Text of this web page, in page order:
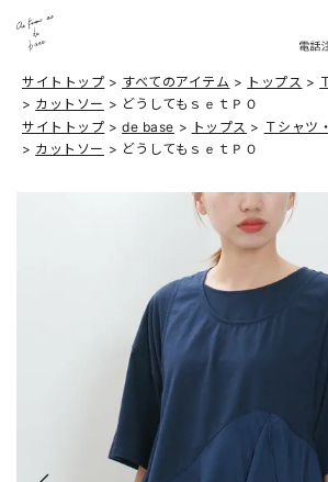
サイトトップ すべてのアイテム トップス
カットソー
どうしてもｓｅｔＰＯ
サイトトップ
de base トップス
Ｔシャツ
カットソー
どうしてもｓｅｔＰＯ